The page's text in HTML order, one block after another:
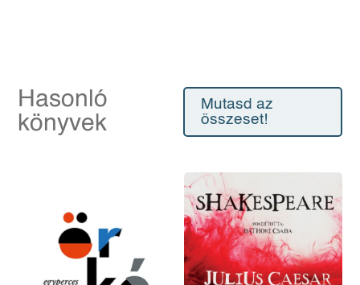
Hasonló
könyvek
Mutasd az
összeset!